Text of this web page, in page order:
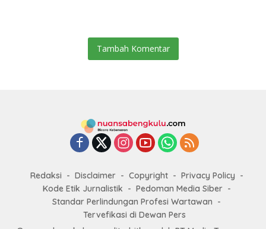
Tambah Komentar
Redaksi Disclaimer Copyright
Privacy Policy
Kode Etik Jurnalistik
Pedoman Media Siber
Standar Perlindungan Profesi Wartawan
Tervefikasi di Dewan Pers